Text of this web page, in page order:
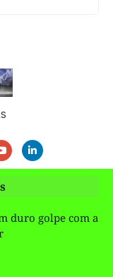
duro golpe com a